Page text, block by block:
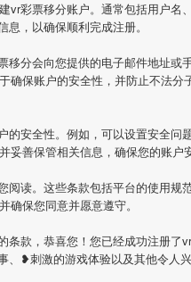
vr彩票移分账户。通常包括用户
，以确保顺利完成注册。
分会向您提供的电子邮件地址或
确保账户的安全性，并防止不法分
安全性。例如，可以设置安全问
善保管相关信息，确保您的账户安
阅读。这些条款包括平台的使用规
保您同意并愿意遵守。
款，恭喜您！您已经成功注册了
❥刺激的游戏体验以及其他令人兴